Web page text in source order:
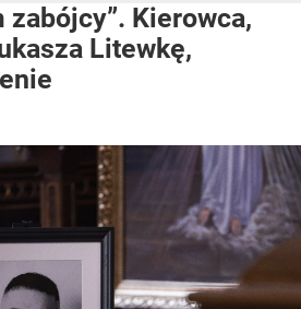
zabójcy”. Kierowca,
Litewkę,